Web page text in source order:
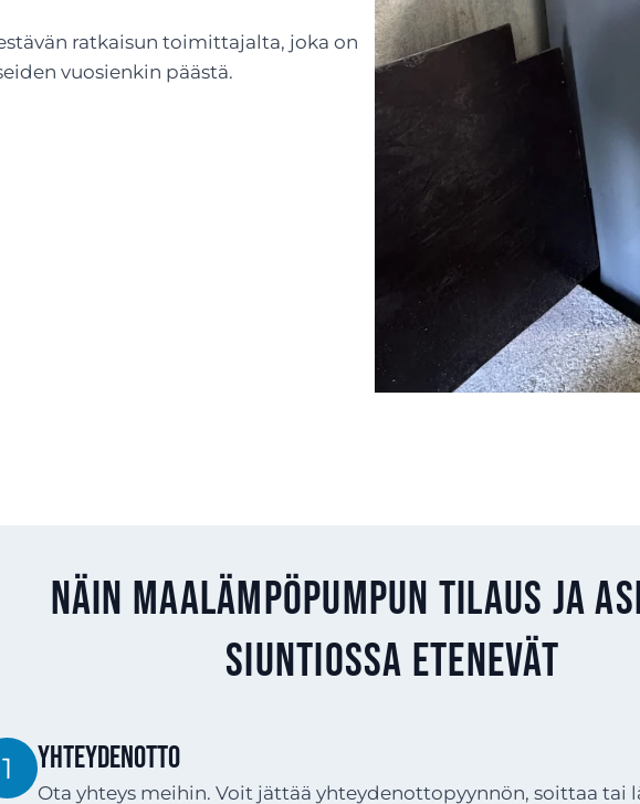
ratkaisun toimittajalta, joka on
vuosienkin päästä.
Näin maalämpöpumpun tilaus ja
Siuntiossa etenevät
1 YHTEYDENOTTO
Ota yhteys meihin. Voit jättää yhteydenottopyynnön, soittaa tai